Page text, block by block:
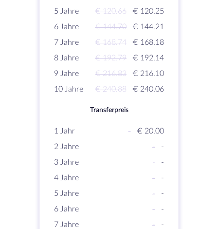
5 Jahre
€ 120.66
€ 120.25
6 Jahre
€ 144.70
€ 144.21
7 Jahre
€ 168.74
€ 168.18
8 Jahre
€ 192.79
€ 192.14
9 Jahre
€ 216.83
€ 216.10
10 Jahre
€ 240.88 € 240.06
Transferpreis
1 Jahr -
€ 20.00
2 Jahre
-
-
3 Jahre
-
-
4 Jahre
-
-
5 Jahre
-
-
6 Jahre
-
-
7 Jahre
-
-